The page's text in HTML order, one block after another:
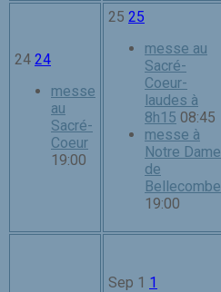
24 24
messe
au
Sacré-
Coeur
19:00
25 25
messe au
Sacré-
Coeur-
laudes à
8h15 08:45
messe à
Notre Dame
de
Bellecombe
19:00
Sep 1 1